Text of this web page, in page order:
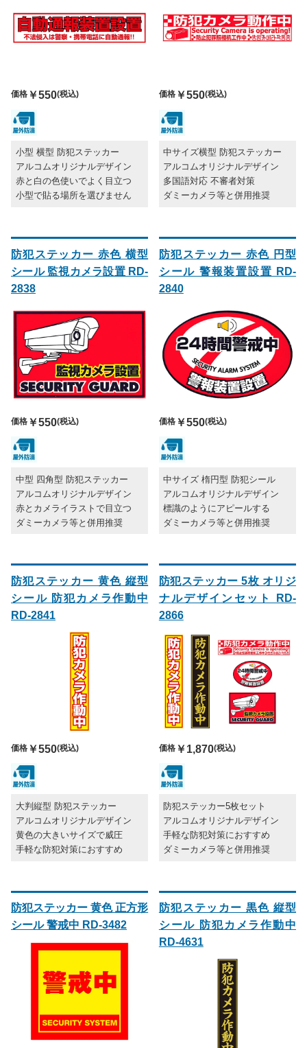
価格 ￥550(税込)
小型 横型 防犯ステッカー
アルコムオリジナルデザイン
赤と白の色使いでよく目立つ
小型で貼る場所を選びません
価格￥550(税込)
中サイズ横型 防犯ステッカー
アルコムオリジナルデザイン
多国語対応 不審者対策
ダミーカメラ等と併用推奨
防犯ステッカー 赤色 横型
シール 監視カメラ設置 RD-
2838
価格 ￥550(税込)
中型 四角型 防犯ステッカー
アルコムオリジナルデザイン
赤とカメライラストで目立つ
ダミーカメラ等と併用推奨
防犯ステッカー 赤色 円型
シール 警報装置設置 RD-
2840
価格￥550(税込)
中サイズ 楕円型 防犯シール
アルコムオリジナルデザイン
標識のようにアピールする
ダミーカメラ等と併用推奨
防犯ステッカー 黄色 縦型
シール 防犯カメラ作動中
RD-2841
価格 ￥550(税込)
大判縦型 防犯ステッカー
アルコムオリジナルデザイン
黄色の大きいサイズで威圧
手軽な防犯対策におすすめ
防犯ステッカー 5枚 オリジ
ナルデザインセット RD-
2866
価格￥1,870(税込)
防犯ステッカー5枚セット
アルコムオリジナルデザイン
手軽な防犯対策におすすめ
ダミーカメラ等と併用推奨
防犯ステッカー 黄色 正方形
シール 警戒中 RD-3482
防犯ステッカー 黒色 縦型
シール 防犯カメラ作動中
RD-4631